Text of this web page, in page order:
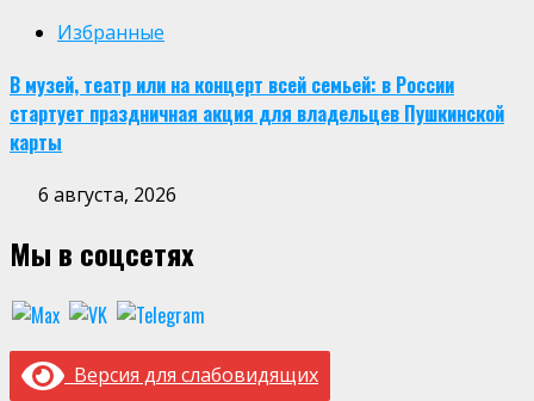
Избранные
В музей, театр или на концерт всей семьей: в России
стартует праздничная акция для владельцев Пушкинской
карты
6 августа, 2026
Мы в соцсетях
Версия для слабовидящих